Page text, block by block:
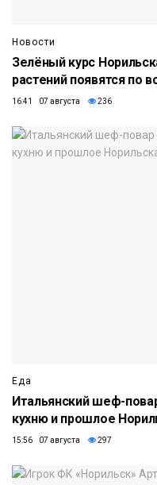
Новости
Зелёный курс
растений появятся по
16:41 07 августа 236
Еда
Итальянский шеф-
кухню и прошлое
15:56 07 августа 297